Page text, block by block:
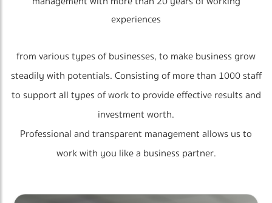
experiences
from various types of businesses, to make business grow
steadily with potentials. Consisting of more than 1000 staff
to support all types of work to provide effective results and
investment worth.
Professional and transparent management allows us to
work with you like a business partner.